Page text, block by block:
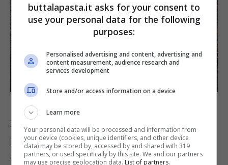
La
ricetta di questa crema per dolci senza uova
permette di realizzare un dessert da poter gustare
anche al cucchiaio. Deliziosa in questa sua
buttalapasta.it asks for your consent to
use your personal data for the following
purposes:
Personalised advertising and content, advertising and
content measurement, audience research and
services development
Store and/or access information on a device
Learn more
Your personal data will be processed and information from
your device (cookies, unique identifiers, and other device
data) may be stored by, accessed by and shared with 319
partners, or used specifically by this site. We and our partners
may use precise geolocation data. List of partners.